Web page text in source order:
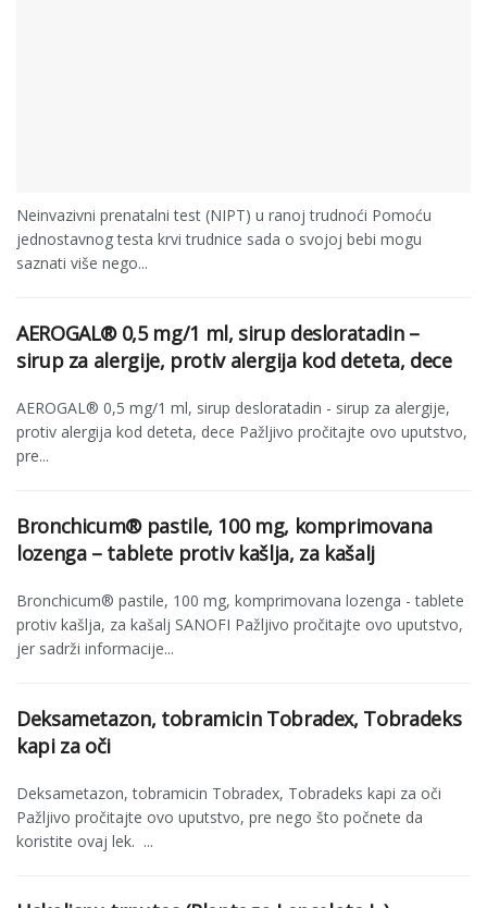
Neinvazivni prenatalni test (NIPT) u ranoj trudnoći Pomoću
jednostavnog testa krvi trudnice sada o svojoj bebi mogu
saznati više nego...
AEROGAL® 0,5 mg/1 ml, sirup desloratadin –
sirup za alergije, protiv alergija kod deteta, dece
AEROGAL® 0,5 mg/1 ml, sirup desloratadin - sirup za alergije,
protiv alergija kod deteta, dece Pažljivo pročitajte ovo uputstvo,
pre...
Bronchicum® pastile, 100 mg, komprimovana
lozenga – tablete protiv kašlja, za kašalj
Bronchicum® pastile, 100 mg, komprimovana lozenga - tablete
protiv kašlja, za kašalj SANOFI Pažljivo pročitajte ovo uputstvo,
jer sadrži informacije...
Deksametazon, tobramicin Tobradex, Tobradeks
kapi za oči
Deksametazon, tobramicin Tobradex, Tobradeks kapi za oči
Pažljivo pročitajte ovo uputstvo, pre nego što počnete da
koristite ovaj lek. ...